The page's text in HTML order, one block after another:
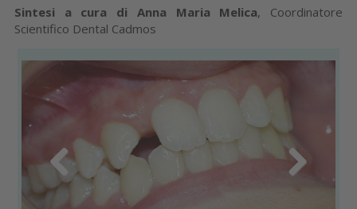
Sintesi a cura di Anna Maria Melica, Coordinatore
Scientifico Dental Cadmos
Previous Next